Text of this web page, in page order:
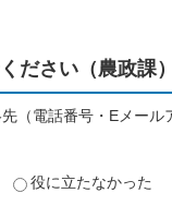
ださい（農政課）
（電話番号・Eメール
役に立たなかった